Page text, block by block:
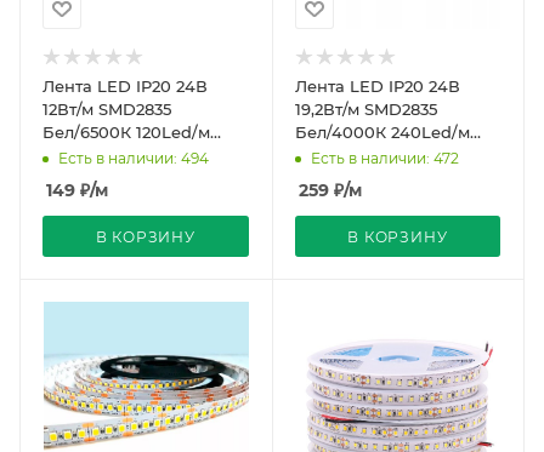
Лента LED IP20 24В
12Вт/м SMD2835
Бел/6500К 120Led/м
REDIGLE (200)
Есть в наличии: 494
149 ₽/м
В КОРЗИНУ
Лента LED IP20 24В
19,2Вт/м SMD2835
Бел/4000К 240Led/м
REDIGLE (200)
Есть в наличии: 472
259₽/м
В КОРЗИНУ